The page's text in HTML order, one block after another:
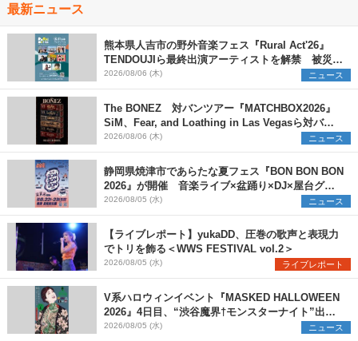
最新ニュース
熊本県人吉市の野外音楽フェス『Rural Act'26』
TENDOUJIら最終出演アーティストを解禁 被災地
支援プロジェクトの始動も発表
2026/08/06 (木) ニュース
The BONEZ 対バンツアー『MATCHBOX2026』
SiM、Fear, and Loathing in Las Vegasら対バン
アーティストを一斉解禁
2026/08/06 (木) ニュース
静岡県焼津市であらたな夏フェス『BON BON BON
2026』が開催 音楽ライブ×盆踊り×DJ×屋台グル
メ×ランタンナイトで彩る2日間
2026/08/05 (水) ニュース
【ライブレポート】yukaDD、圧巻の歌声と表現力
でトリを飾る＜WWS FESTIVAL vol.2＞
2026/08/05 (水) ライブレポート
V系ハロウィンイベント『MASKED HALLOWEEN
2026』4日目、“渋谷魔界†モンスターナイト”出演6
組を発表
2026/08/05 (水) ニュース